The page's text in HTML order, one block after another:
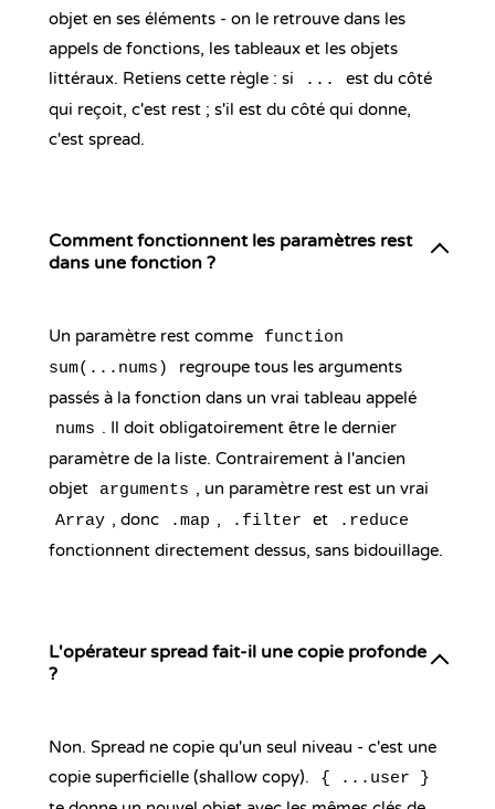
objet en ses éléments - on le retrouve dans les
appels de fonctions, les tableaux et les objets
littéraux. Retiens cette règle : si
...
est du côté
qui reçoit, c'est rest ; s'il est du côté qui donne,
c'est spread.
Comment fonctionnent les paramètres rest
dans une fonction ?
Un paramètre rest comme
function
sum(...nums)
regroupe tous les arguments
passés à la fonction dans un vrai tableau appelé
nums . Il doit obligatoirement être le dernier
paramètre de la liste. Contrairement à l'ancien
objet
arguments , un paramètre rest est un vrai
Array , donc .map , .filter et .reduce
fonctionnent directement dessus, sans bidouillage.
L'opérateur spread fait-il une copie profonde
?
Non. Spread ne copie qu'un seul niveau - c'est une
copie superficielle (shallow copy).
{ ...user }